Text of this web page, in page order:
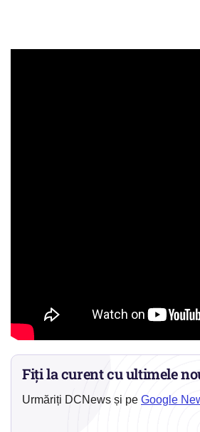
Fiți la curent cu ultimele
Urmăriți DCNews și pe Google